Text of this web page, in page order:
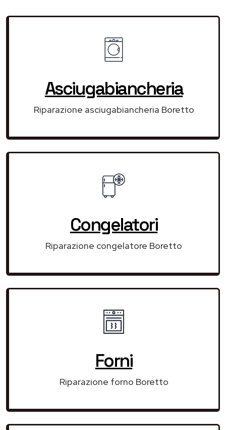
Asciugabiancheria
Riparazione asciugabiancheria Boretto
Congelatori
Riparazione congelatore Boretto
Forni
Riparazione forno Boretto